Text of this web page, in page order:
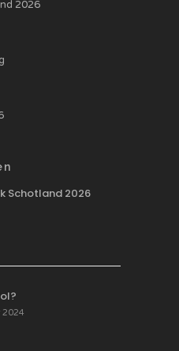
2026
Schotland 2026